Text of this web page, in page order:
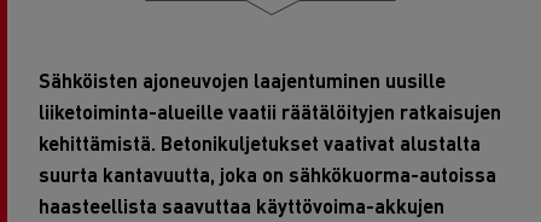
Sähköisten ajoneuvojen laajentuminen uusille
liiketoiminta-alueille vaatii räätälöityjen ratkaisujen
kehittämistä. Betonikuljetukset vaativat alustalta
suurta kantavuutta, joka on sähkökuorma-autoissa
haasteellista saavuttaa käyttövoima-akkujen